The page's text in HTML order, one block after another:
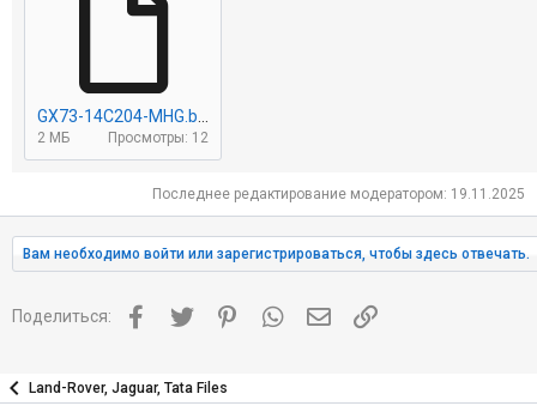
2 МБ Просмотры: 12
Последнее редактирование модератором: 19.11.2025
Вам необходимо войти или зарегистрироваться, чтобы здесь отвечать.
Поделиться: Facebook
Twitter PinterestWhatsAppЭлектронная почта
Ссылка
Land-Rover, Jaguar, Tata Files